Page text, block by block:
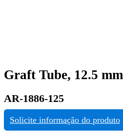
Graft Tube, 12.5 mm
AR-1886-125
Solicite informação do produto